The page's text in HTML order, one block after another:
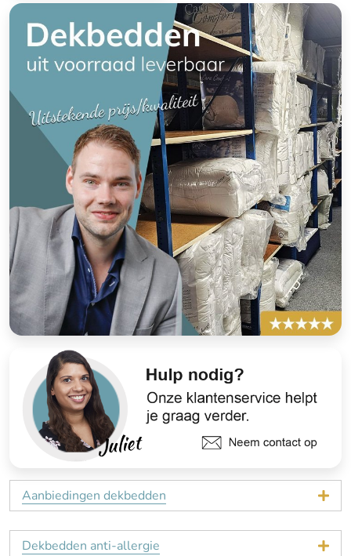
Aanbiedingen dekbedden
Dekbedden anti-allergie